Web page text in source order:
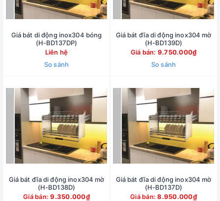
Giá bát di động inox304 bóng
(H-BD137DP)
Liên hệ
So sánh
Giá bát đĩa di động inox304 mờ
(H-BD139D)
Giá bán: 9.750.000₫
So sánh
Giá bát đĩa di động inox304 mờ
(H-BD138D)
Giá bán:9.350.000₫
Giá bát đĩa di động inox304 mờ
(H-BD137D)
Giá bán:8.950.000₫